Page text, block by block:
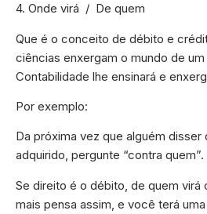
4. Onde virá / De quem
Que é o conceito de débito e
ciências enxergam o mundo de um
Contabilidade lhe ensinará e
Por exemplo:
Da próxima vez que alguém
adquirido, pergunte “contra
Se direito é o débito, de quem virá
mais pensa assim, e você terá